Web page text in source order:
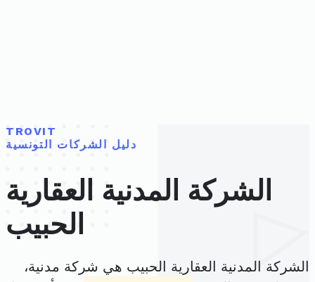
TROVIT
دليل الشركات التونسية
الشركة المدنية العقارية
الحبيب
الشركة المدنية العقارية الحبيب هي شركة مدنية،